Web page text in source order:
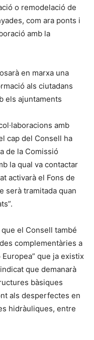
o remodelació de
com ara ponts i
amb la
en marxa una
als ciutadans
els ajuntaments
amb
cap del Consell ha
de la Comissió
la qual va contactar
activarà el Fons de
serà tramitada quan
el Consell també
complementàries a
que ja existix
que demanarà
bàsiques
als desperfectes en
hidràuliques, entre